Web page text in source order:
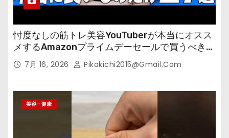
忖度なしの筋トレ美容YouTuberが本当にオスス
メするAmazonプライムデーセールで買うべきも
の 7月 16, 2026 Pikakichi2015@gmail.com
美容・健康